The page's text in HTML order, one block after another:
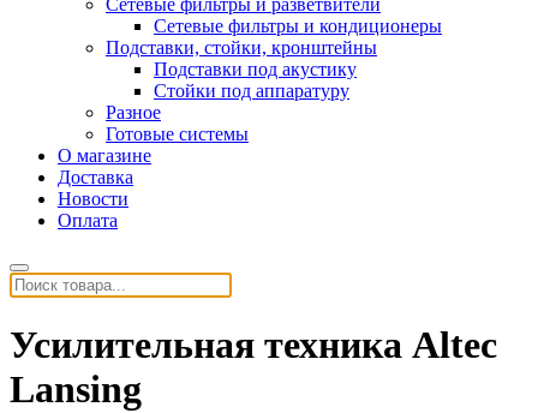
Сетевые фильтры и разветвители
Сетевые фильтры и кондиционеры
Подставки, стойки, кронштейны
Подставки под акустику
Стойки под аппаратуру
Разное
Готовые системы
О магазине
Доставка
Новости
Оплата
Усилительная техника Altec
Lansing